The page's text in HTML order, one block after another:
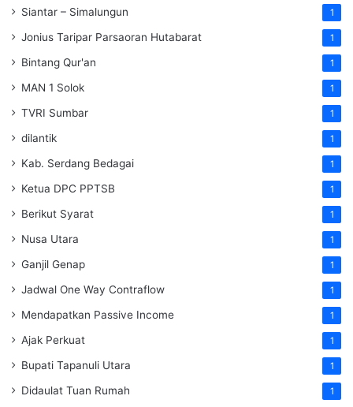
Siantar – Simalungun 1
Jonius Taripar Parsaoran Hutabarat 1
Bintang Qur'an 1
MAN 1 Solok 1
TVRI Sumbar 1
dilantik 1
Kab. Serdang Bedagai 1
Ketua DPC PPTSB 1
Berikut Syarat 1
Nusa Utara 1
Ganjil Genap 1
Jadwal One Way Contraflow 1
Mendapatkan Passive Income 1
Ajak Perkuat 1
Bupati Tapanuli Utara 1
Didaulat Tuan Rumah 1